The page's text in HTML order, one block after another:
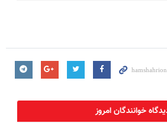
خوانندگان امروز